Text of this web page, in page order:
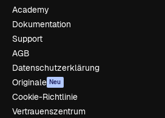
Academy
Dokumentation
Support
AGB
Datenschutzerklärung
Originale Neu
Cookie-Richtlinie
Vertrauenszentrum